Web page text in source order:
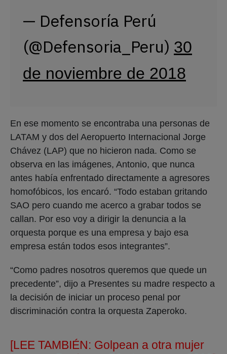
— Defensoría Perú
(@Defensoria_Peru) 30
de noviembre de 2018
En ese momento se encontraba una personas de
LATAM y dos del Aeropuerto Internacional Jorge
Chávez (LAP) que no hicieron nada. Como se
observa en las imágenes, Antonio, que nunca
antes había enfrentado directamente a agresores
homofóbicos, los encaró. “Todo estaban gritando
SAO pero cuando me acerco a grabar todos se
callan. Por eso voy a dirigir la denuncia a la
orquesta porque es una empresa y bajo esa
empresa están todos esos integrantes”.
“Como padres nosotros queremos que quede un
precedente”, dijo a Presentes su madre respecto a
la decisión de iniciar un proceso penal por
discriminación contra la orquesta Zaperoko.
[LEE TAMBIÉN: Golpean a otra mujer